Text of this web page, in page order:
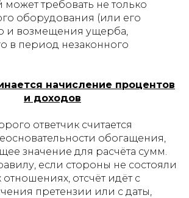
требовать не только
оборудования (или его
и возмещения ущерба,
в период незаконного
начисление процентов
и доходов
ответчик считается
обогащения,
значение для расчёта сумм.
если стороны не состояли
отсчёт идёт с
претензии или с даты,